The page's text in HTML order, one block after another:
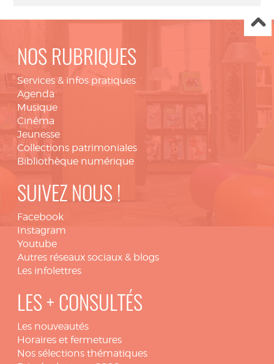
NOS RUBRIQUES
Services & infos pratiques
Agenda
Musique
Cinéma
Jeunesse
Collections patrimoniales
Bibliothèque numérique
SUIVEZ NOUS !
Facebook
Instagram
Youtube
Autres réseaux sociaux & blogs
Les infolettres
LES + CONSULTÉS
Les nouveautés
Horaires et fermetures
Nos sélections thématiques